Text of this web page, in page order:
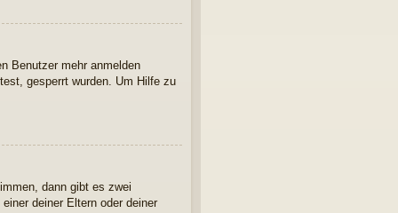
Benutzer mehr anmelden
gesperrt wurden. Um Hilfe zu
dann gibt es zwei
deiner Eltern oder deiner